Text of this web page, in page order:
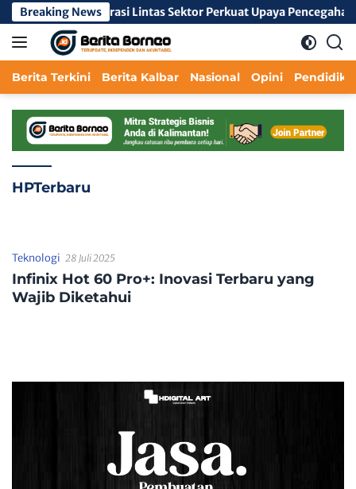
Langsung
ke
konten
Breaking News
Kolaborasi Lintas Sektor Perkuat Upaya Pencegahan
Berita Terkini Berita Kalbar Nasional Opini
HPTerbaru
Teknologi 28 Juli 2025
Infinix Hot 60 Pro+: Inovasi Terbaru yang
Wajib Diketahui